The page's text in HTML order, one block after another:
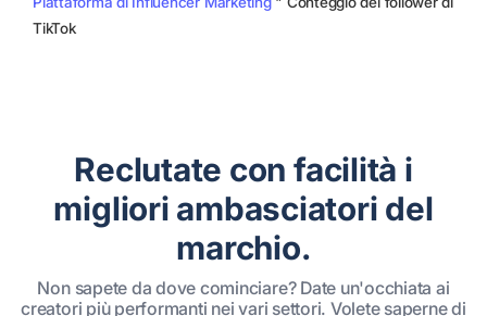
TikTok
Reclutate con facilità i
migliori ambasciatori del
marchio.
Non sapete da dove cominciare? Date un'occhiata ai
creatori più performanti nei vari settori. Volete saperne di